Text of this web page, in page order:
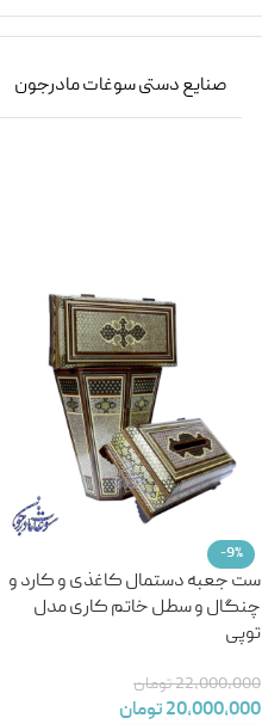
صنایع دستی سوغات مادرجون
-9%
ست جعبه دستمال کاغذی و کارد و
چنگال و سطل خاتم کاری مدل
توپی
22,000,000تومان
20,000,000تومان